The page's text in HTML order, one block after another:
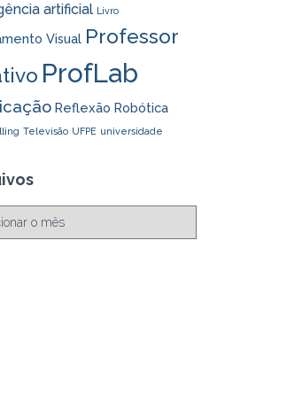
artificial Livro
Visual Professor
ProfLab
Reflexão Robótica
Televisão UFPE universidade